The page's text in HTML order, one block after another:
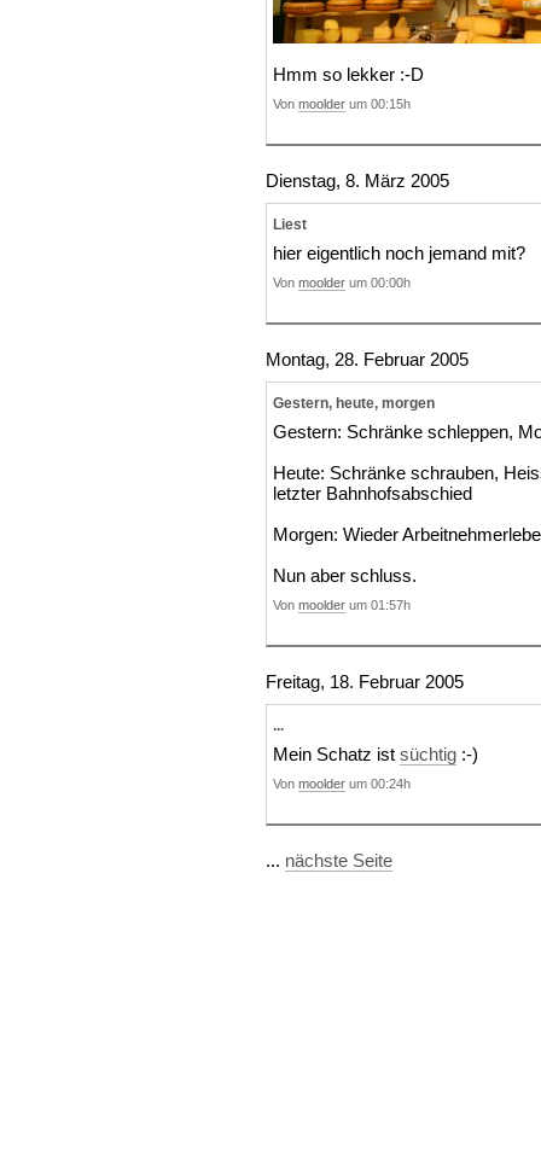
Hmm so lekker :-D
Von moolder um 00:15h
Dienstag, 8. März 2005
Liest
hier eigentlich noch jemand mit?
Von moolder um 00:00h
Montag, 28. Februar 2005
Gestern, heute, morgen
Gestern: Schränke schleppen,
Heute: Schränke schrauben,
letzter Bahnhofsabschied
Morgen: Wieder
Nun aber schluss.
Von moolder um 01:57h
Freitag, 18. Februar 2005
...
Mein Schatz ist süchtig :-)
Von moolder um 00:24h
... nächste Seite